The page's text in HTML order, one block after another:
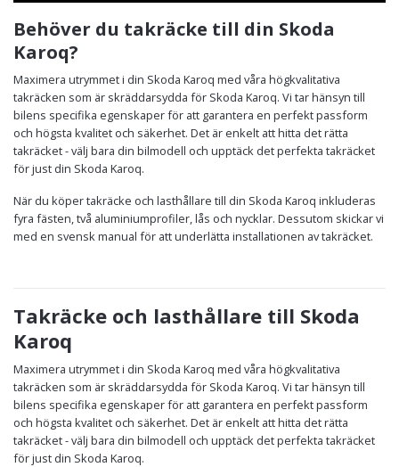
Behöver du takräcke till din Skoda
Karoq?
Maximera utrymmet i din Skoda Karoq med våra högkvalitativa
takräcken som är skräddarsydda för Skoda Karoq. Vi tar hänsyn till
bilens specifika egenskaper för att garantera en perfekt passform
och högsta kvalitet och säkerhet. Det är enkelt att hitta det rätta
takräcket - välj bara din bilmodell och upptäck det perfekta takräcket
för just din Skoda Karoq.
När du köper takräcke och lasthållare till din Skoda Karoq inkluderas
fyra fästen, två aluminiumprofiler, lås och nycklar. Dessutom skickar vi
med en svensk manual för att underlätta installationen av takräcket.
Takräcke och lasthållare till Skoda
Karoq
Maximera utrymmet i din Skoda Karoq med våra högkvalitativa
takräcken som är skräddarsydda för Skoda Karoq. Vi tar hänsyn till
bilens specifika egenskaper för att garantera en perfekt passform
och högsta kvalitet och säkerhet. Det är enkelt att hitta det rätta
takräcket - välj bara din bilmodell och upptäck det perfekta takräcket
för just din Skoda Karoq.